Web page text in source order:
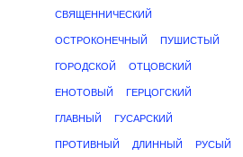
СВЯЩЕННИЧЕСКИЙ
ОСТРОКОНЕЧНЫЙ ПУШИСТЫЙ
ГОРОДСКОЙ ОТЦОВСКИЙ
ЕНОТОВЫЙ ГЕРЦОГСКИЙ
ГЛАВНЫЙ ГУСАРСКИЙ
ПРОТИВНЫЙ ДЛИННЫЙ РУСЫЙ